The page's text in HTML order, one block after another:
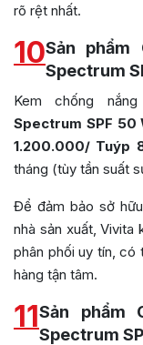
rõ rệt nhất.
10Sản phẩm
Spectrum
Kem chống nắng
Spectrum SPF 50
1.200.000/ Tuýp
tháng (tùy tần suất
Để đảm bảo sở
nhà sản xuất, Vivita
phân phối uy tín, có
hàng tận tâm.
11Sản phẩm
Spectrum